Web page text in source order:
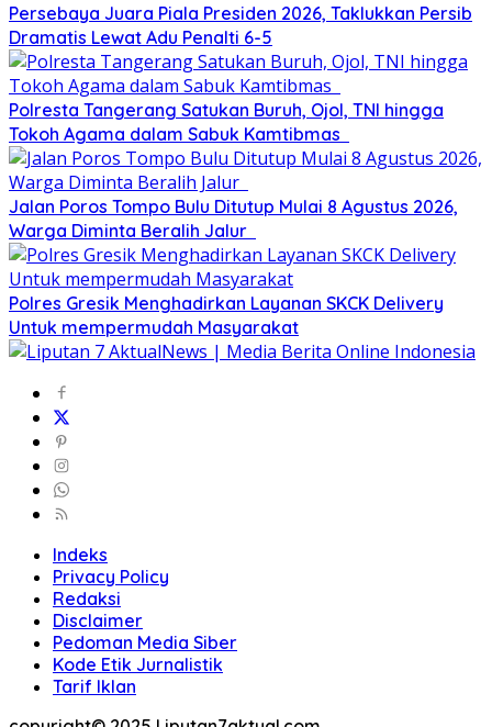
Persebaya Juara Piala Presiden 2026, Taklukkan Persib
Dramatis Lewat Adu Penalti 6-5
Polresta Tangerang Satukan Buruh, Ojol, TNI hingga
Tokoh Agama dalam Sabuk Kamtibmas
Jalan Poros Tompo Bulu Ditutup Mulai 8 Agustus 2026,
Warga Diminta Beralih Jalur
Polres Gresik Menghadirkan Layanan SKCK Delivery
Untuk mempermudah Masyarakat
Indeks
Privacy Policy
Redaksi
Disclaimer
Pedoman Media Siber
Kode Etik Jurnalistik
Tarif Iklan